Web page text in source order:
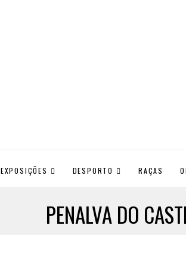
EXPOSIÇÕES DESPORTO RAÇAS
PENALVA DO